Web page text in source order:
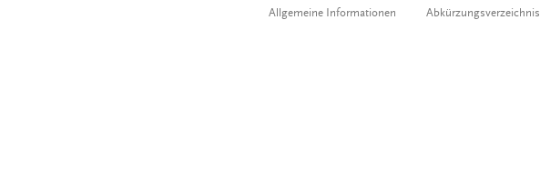
Allgemeine Informationen Abkürzungsverzeichnis